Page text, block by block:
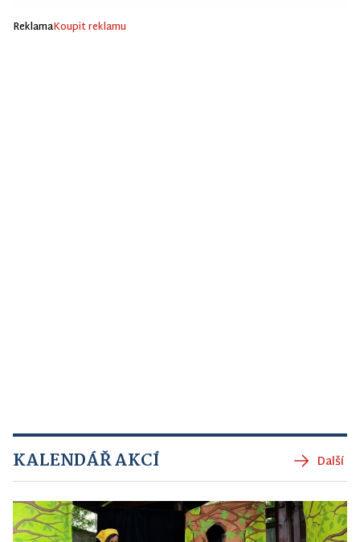
ReklamaKoupit reklamu
KALENDÁŘ AKCÍ Další